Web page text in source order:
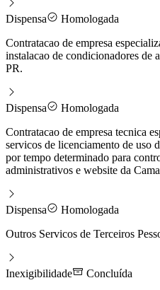
Dispensa
Homologada
Contratacao de empresa
instalacao de condicionadores de
PR.
Dispensa
Homologada
Contratacao de empresa tecnica
servicos de licenciamento de uso
por tempo determinado para
administrativos e website da
Dispensa
Homologada
Outros Servicos de Terceiros
Inexigibilidade
Concluída